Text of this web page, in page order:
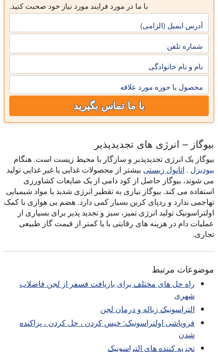
با ما در مورد فرایند مورد نیاز خود صحبت کنید.
آدرس ایمیل (الزامی)
شماره تلفن
نام و نام خانوادگی
محصول یا حوزه مورد علاقه
با ما تماس بگیرید
بیوگاز – انرژی های تجدیدپذیر
بیوگاز یک انرژی تجدیدپذیر و سازگار با محیط زیست است. هنگام
بیودیزل . اتانول زیستی بیشتر از محصولات غذایی یا غیر غذایی تولید
می شوند، بیوگاز حاصل از کود دامی از یک ضایعات کشاورزی
استفاده می کند. بیوگاز نیازی به تقطیر انرژی شدید یا مواد شیمیایی
تهاجمی ندارد و ردپای کربن بسیار کمی دارد. هضم بی هوازی با کمک
اولتراسونیک تولید انرژی تمیز، سبز و تجدید پذیر برای بسیاری از
عملیات دام در هزینه های رقابتی با یا کمتر از قیمت گاز طبیعی
تجاری.
موضوعات مرتبط
راه حل های مختلف برای بازیافت فسفر از لجن فاضلاب
شهری
التراسونیک زباله و درمان لجن
فروپاشی اولتراسونیک: خیس کردن ، حل کردن ، پراکنده
شدن
تجزیه کننده های التراسونیک